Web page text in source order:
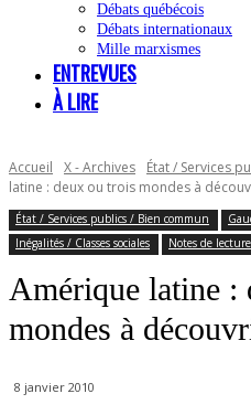
Débats québécois
Débats internationaux
Mille marxismes
ENTREVUES
À LIRE
Accueil X - Archives État / Services
latine : deux ou trois mondes à
État / Services publics / Bien commun
Inégalités / Classes sociales
Notes de lecture
Amérique latine :
mondes à
8 janvier 2010